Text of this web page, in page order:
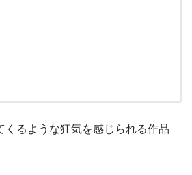
るような狂気を感じられる作品